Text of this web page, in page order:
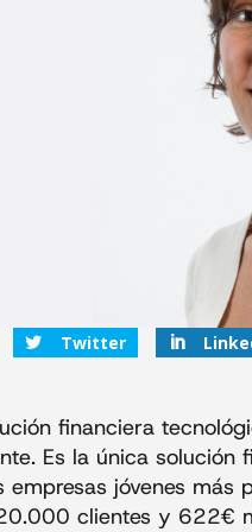
Twitter
financiera
Es la única
empresas jóvenes
clientes y 622€